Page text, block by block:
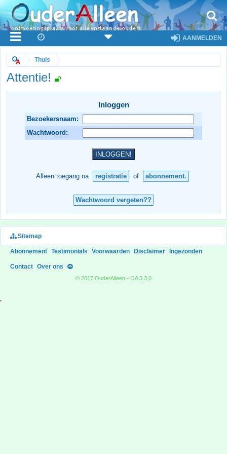
AANMELDEN
Thuis
Attentie!
Inloggen
Bezoekersnaam:
Wachtwoord:
Alleen toegang na registratie of abonnement.
Wachtwoord vergeten??
Sitemap
Abonnement Testimonials Voorwaarden Disclaimer Ingezonden
Contact Over ons
© 2017 OuderAlleen - OA 3.3.0